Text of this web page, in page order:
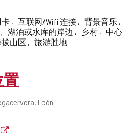
互联网/Wifi 连接
背景音乐
湖泊或水库的岸边 乡村
中心
山区 旅游胜地
置
León